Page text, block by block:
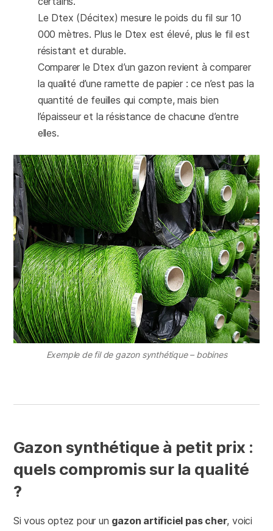
Le Dtex (Décitex) mesure le poids du fil sur 10
000 mètres. Plus le Dtex est élevé, plus le fil est
résistant et durable.
Comparer le Dtex d’un gazon revient à comparer
la qualité d’une ramette de papier : ce n’est pas la
quantité de feuilles qui compte, mais bien
l’épaisseur et la résistance de chacune d’entre
elles.
Exemple de fil de gazon synthétique – bobines
Gazon synthétique à petit prix :
quels compromis sur la qualité
?
Si vous optez pour un gazon artificiel pas cher, voici